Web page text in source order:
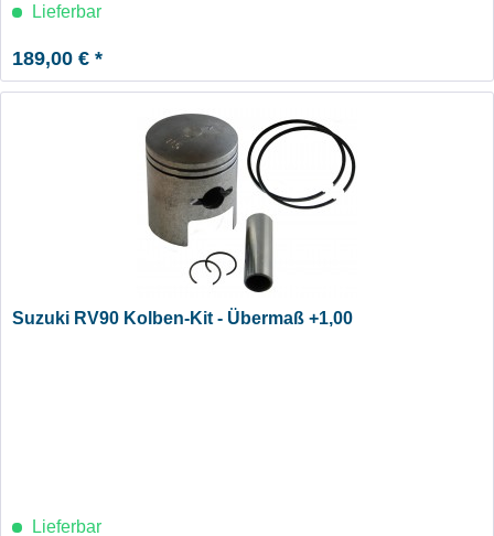
Lieferbar
189,00 € *
Suzuki RV90 Kolben-Kit - Übermaß +1,00
Lieferbar